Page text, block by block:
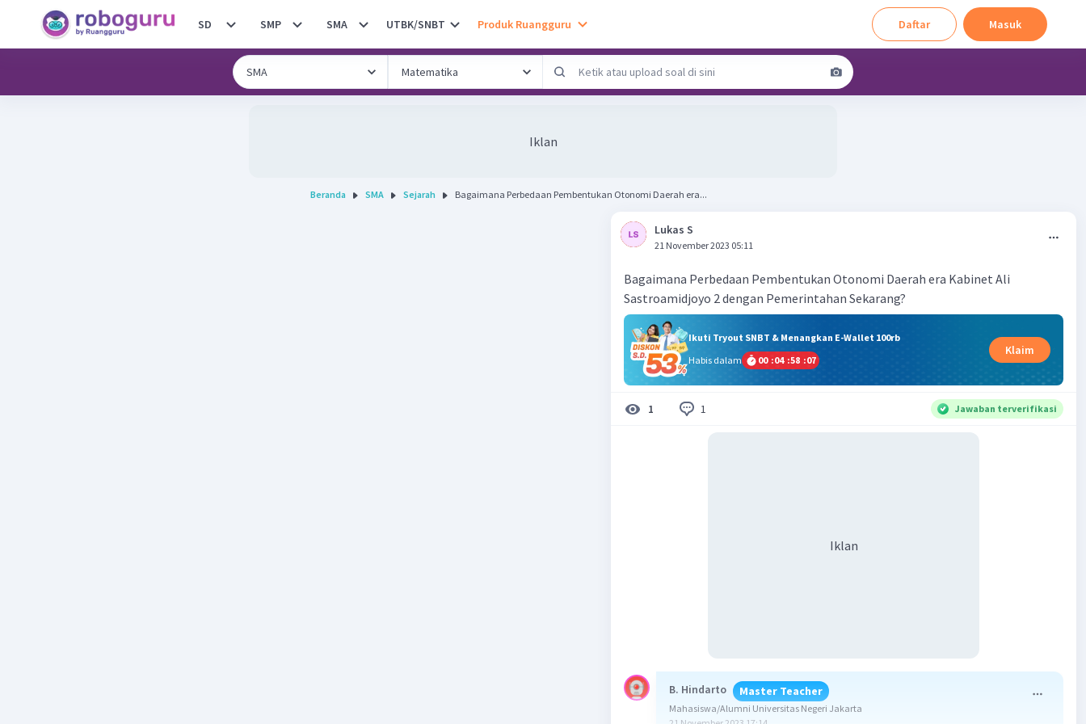
SD SMP SMA UTBK/SNBT Produk Ruangguru Daftar Masuk
Iklan
Beranda SMA Sejarah Bagaimana Perbedaan Pembentukan Otonomi Daerah era...
Lukas S
21 November 2023 05:11
Bagaimana Perbedaan Pembentukan Otonomi Daerah era Kabinet Ali
Sastroamidjoyo 2 dengan Pemerintahan Sekarang?
Ikuti Tryout SNBT & Menangkan E-Wallet 100rb
Habis dalam
00 :04 :58 :06
Klaim
1 1 Jawaban terverifikasi
Iklan
B. Hindarto Master Teacher
Mahasiswa/Alumni Universitas Negeri Jakarta